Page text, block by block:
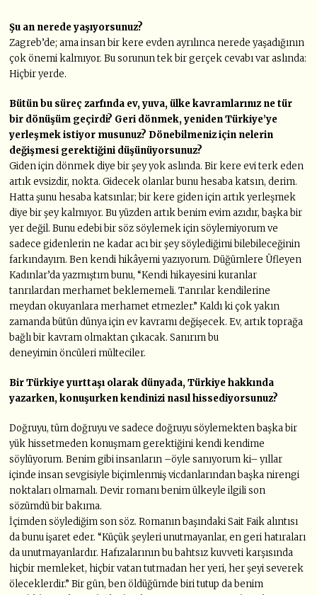
Şu an nerede yaşıyorsunuz?
Zagreb’de; ama insan bir kere evden ayrılınca nerede yaşadığının
çok önemi kalmıyor. Bu sorunun tek bir gerçek cevabı var aslında:
Hiçbir yerde.
Bütün bu süreç zarfında ev, yuva, ülke kavramlarınız ne tür
bir dönüşüm geçirdi? Geri dönmek, yeniden Türkiye’ye
yerleşmek istiyor musunuz? Dönebilmeniz için nelerin
değişmesi gerektiğini düşünüyorsunuz?
Giden için dönmek diye bir şey yok aslında. Bir kere evi terk eden
artık evsizdir, nokta. Gidecek olanlar bunu hesaba katsın, derim.
Hatta şunu hesaba katsınlar; bir kere giden için artık yerleşmek
diye bir şey kalmıyor. Bu yüzden artık benim evim azıdır, başka bir
yer değil. Bunu edebi bir söz söylemek için söylemiyorum ve
sadece gidenlerin ne kadar acı bir şey söylediğimi bilebileceğinin
farkındayım. Ben kendi hikâyemi yazıyorum. Düğümlere Üfleyen
Kadınlar’da yazmıştım bunu, “Kendi hikayesini kuranlar
tanrılardan merhamet beklememeli. Tanrılar kendilerine
meydan okuyanlara merhamet etmezler.” Kaldı ki çok yakın
zamanda bütün dünya için ev kavramı değişecek. Ev, artık toprağa
bağlı bir kavram olmaktan çıkacak. Sanırım bu
deneyimin öncüleri mülteciler.
Bir Türkiye yurttaşı olarak dünyada, Türkiye hakkında
yazarken, konuşurken kendinizi nasıl hissediyorsunuz?
Doğruyu, tüm doğruyu ve sadece doğruyu söylemekten başka bir
yük hissetmeden konuşmam gerektiğini kendi kendime
söylüyorum. Benim gibi insanların –öyle sanıyorum ki– yıllar
içinde insan sevgisiyle biçimlenmiş vicdanlarından başka nirengi
noktaları olmamalı. Devir romanı benim ülkeyle ilgili son
sözümdü bir bakıma.
İçimden söylediğim son söz. Romanın başındaki Sait Faik alıntısı
da bunu işaret eder. “Küçük şeyleri unutmayanlar, en geri hatıraları
da unutmayanlardır. Hafızalarının bu bahtsız kuvveti karşısında
hiçbir memleket, hiçbir vatan tutmadan her yeri, her şeyi severek
öleceklerdir.” Bir gün, ben öldüğümde biri tutup da benim